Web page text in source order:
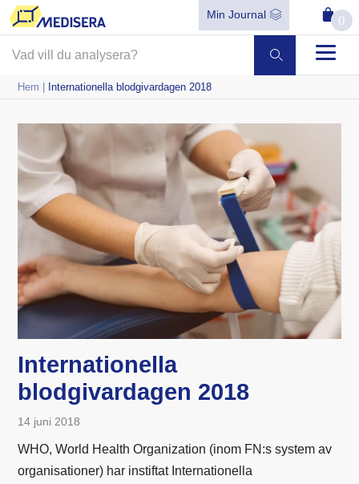
Min Journal 0
Hem | Internationella blodgivardagen 2018
Internationella
blodgivardagen 2018
14 juni 2018
WHO, World Health Organization (inom FN:s system av
organisationer) har instiftat Internationella